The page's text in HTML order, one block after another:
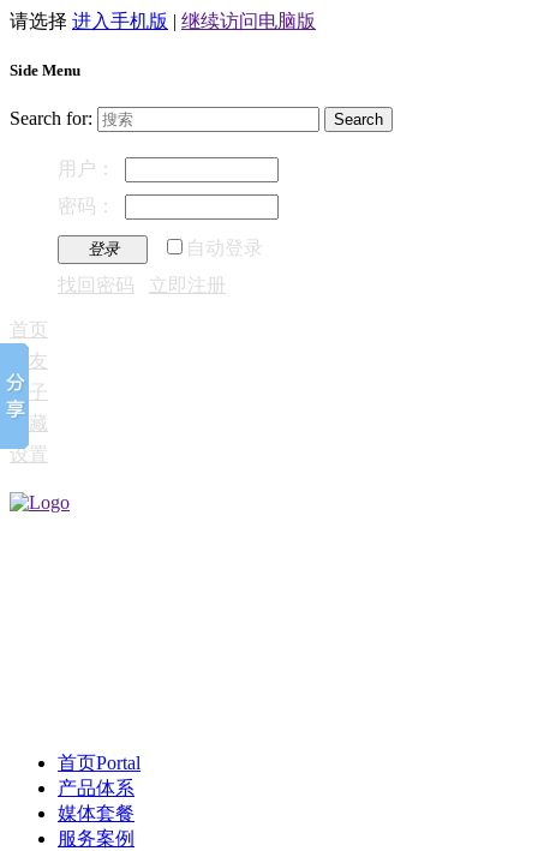
请选择 进入手机版 | 继续访问电脑版
Side Menu
Search for:
用户：
密码：
登录
自动登录
找回密码
立即注册
首页
好友
帖子
收藏
设置
首页Portal
产品体系
媒体套餐
服务案例